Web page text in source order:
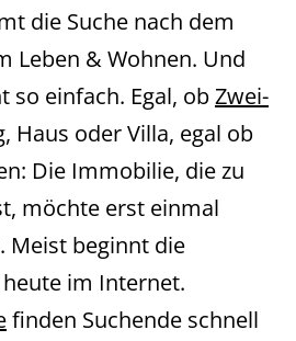
die Suche nach dem
Leben & Wohnen. Und
so einfach. Egal, obZwei-
, Haus oder Villa, egal ob
Die Immobilie, die zu
möchte erst einmal
Meist beginnt die
im Internet.
finden Suchende schnell